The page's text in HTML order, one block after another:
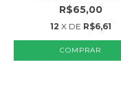
R$65,00
12 X DE R$6,61
COMPRAR